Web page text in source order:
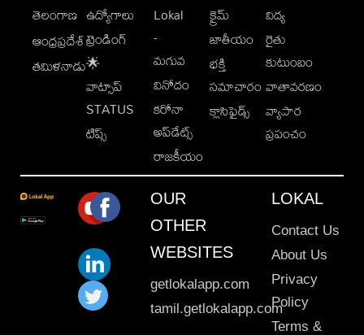
తెలంగాణ
ఆంధ్రప్రదేశ్
తమిళనాడు
ఉద్యోగాలు
ట్రెండింగ్
🌟
వాట్సాప్
STATUS
టిప్స్
Lokal
-
మగువ
వినోదం
కరోనా
అప్‌డేట్స్
రాజకీయం
క్రైమ్
జాతీయం
భక్తి
సమాచారం
క్లాసిఫైడ్స్
విద్య
రైతు
కుటుంబం
వాతావరణం
వ్యాపార
ప్రపంచం
OUR
OTHER
WEBSITES
getlokalapp.com
tamil.getlokalapp.com
LOKAL
Contact Us
About Us
Privacy
Policy
Terms &